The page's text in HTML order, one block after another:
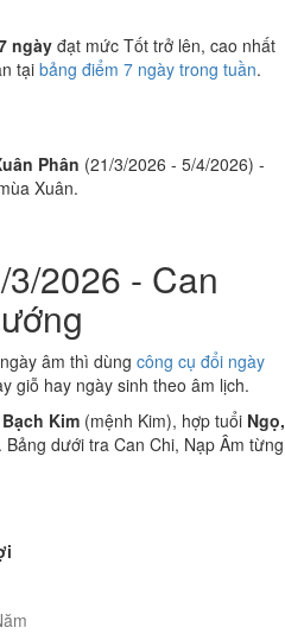
ngày đạt mức Tốt trở lên, cao nhất
tại bảng điểm 7 ngày trong tuần.
Phân (21/3/2026 - 5/4/2026) -
Xuân.
2026 - Can
âm thì dùng công cụ đổi ngày
giỗ hay ngày sinh theo âm lịch.
Kim (mệnh Kim), hợp tuổi Ngọ,
. Bảng dưới tra Can Chi, Nạp Âm từng